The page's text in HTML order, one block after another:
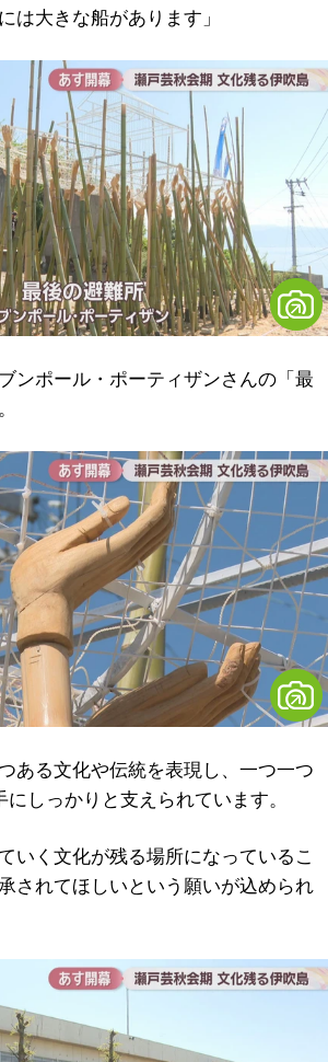
は大きな船があります」
ンポール・ポーティザンさんの「最
ある文化や伝統を表現し、 一つ一つ
しっかりと支えられています。
いく文化が残る場所になっているこ
されてほしいという願いが込められ